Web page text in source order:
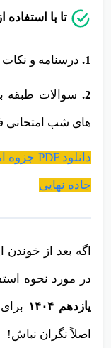
تا با
1. درسنامه و
2. سوالات طبقه
های شب امتحانی
جاده نهایی
اگه بعد از
در مورد نحوه
یازدهم ۱۴۰۴
اصلاً نگران نباش!